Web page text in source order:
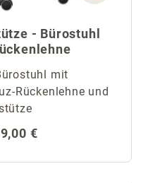
- Bürostuhl
mit
Rückenlehne und
Preis:
€